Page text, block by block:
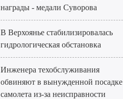
награды - медали Суворова
В Верхоянье стабилизировалась
гидрологическая обстановка
Инженера техобслуживания
обвиняют в вынужденной посадке
самолета из-за неисправности